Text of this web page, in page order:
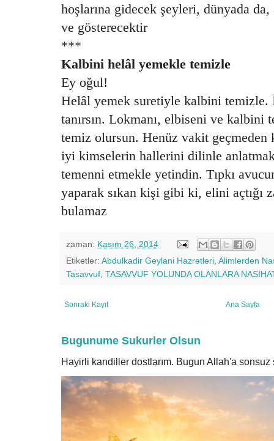
hoşlarına gidecek şeyleri, dünyada
ve gösterecektir
***
Kalbini helâl yemekle temizle
Ey oğul!
Helâl yemek suretiyle kalbini temizle.
tanırsın. Lokmanı, elbiseni ve kalbini
temiz olursun. Henüz vakit geçmeden
iyi kimselerin hallerini dilinle
temenni etmekle yetindin. Tıpkı
yaparak sıkan kişi gibi ki, elini açtığı
bulamaz
zaman: Kasım 26, 2014
Etiketler: Abdulkadir Geylani Hazretleri Alimlerden
Tasavvuf TASAVVUF YOLUNDA OLANLARA
Sonraki Kayıt Ana Sayfa
Bugunume Sukurler Olsun
Hayirli kandiller dostlarım. Bugun Allah'a